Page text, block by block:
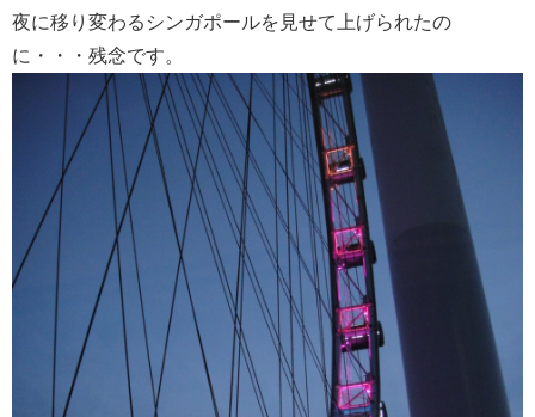
夜に移り変わるシンガポールを見せて上げられたの
に・・・残念です。